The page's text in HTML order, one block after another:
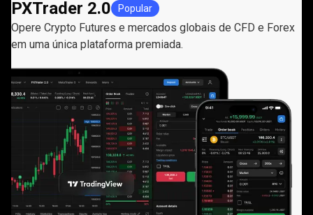
PXTrader 2.0 Popular
Opere Crypto Futures e mercados globais de CFD e Forex
em uma única plataforma premiada.